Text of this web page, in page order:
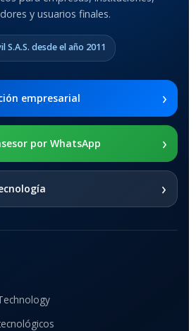
y usuarios finales.
S.A.S. desde el año 2011
empresarial ›
por WhatsApp ›
›